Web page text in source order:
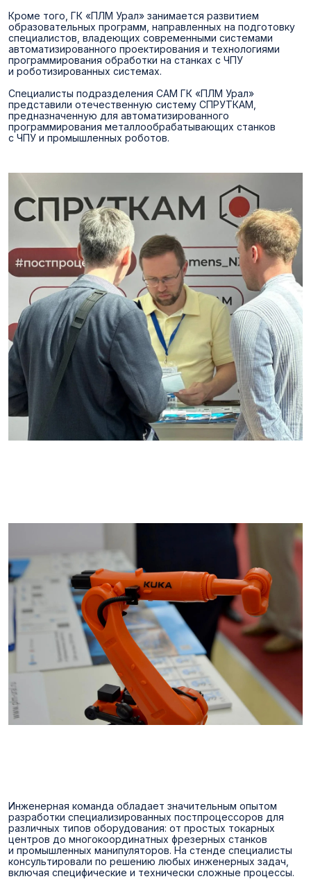
Кроме того, ГК «ПЛМ Урал» занимается развитием
образовательных программ, направленных на подготовку
специалистов, владеющих современными системами
автоматизированного проектирования и технологиями
программирования обработки на станках с ЧПУ
и роботизированных системах.
Специалисты подразделения CAM ГК «ПЛМ Урал»
представили отечественную систему СПРУТКАМ,
предназначенную для автоматизированного
программирования металлообрабатывающих станков
с ЧПУ и промышленных роботов.
Инженерная команда обладает значительным опытом
разработки специализированных постпроцессоров для
различных типов оборудования: от простых токарных
центров до многокоординатных фрезерных станков
и промышленных манипуляторов. На стенде специалисты
консультировали по решению любых инженерных задач,
включая специфические и технически сложные процессы.